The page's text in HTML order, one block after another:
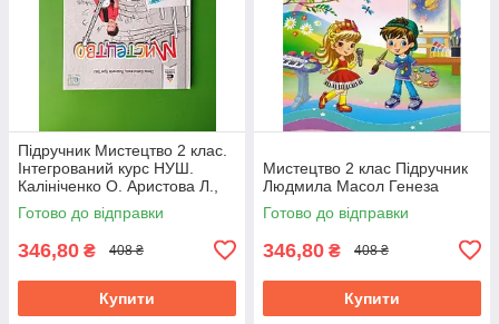
Підручник Мистецтво 2 клас.
Інтегрований курс НУШ.
Калініченко О. Аристова Л.,
Освіта
Готово до відправки
346,80 ₴ 408 ₴
Купити
Мистецтво 2 клас Підручник
Людмила Масол Генеза
Готово до відправки
346,80 ₴ 408 ₴
Купити